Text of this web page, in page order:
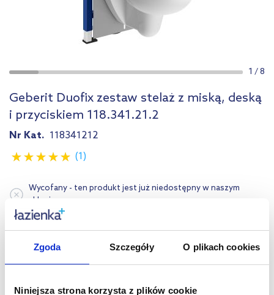
Zgoda Szczegóły O plikach cookies
Niniejsza strona korzysta z plików cookie
1 /8
Geberit Duofix zestaw stelaż z miską, deską
i przyciskiem 118.341.21.2
Nr Kat. 118341212
(1)
Wycofany - ten produkt jest już niedostępny w naszym
sklepie
Nasze nagrody